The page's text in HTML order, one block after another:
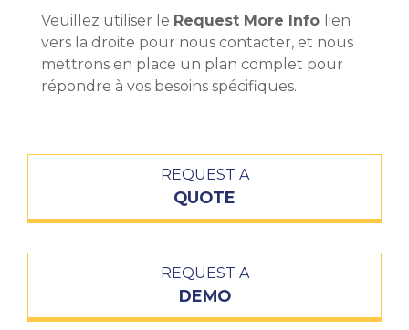
Veuillez utiliser le Request More Info lien
vers la droite pour nous contacter, et nous
mettrons en place un plan complet pour
répondre à vos besoins spécifiques.
REQUEST A
QUOTE
REQUEST A
DEMO